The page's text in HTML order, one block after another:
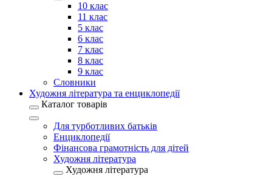
10 клас
11 клас
5 клас
6 клас
7 клас
8 клас
9 клас
Словники
Художня література та енциклопедії
Каталог товарів
Для турботливих батьків
Енциклопедії
Фінансова грамотність для дітей
Художня література
Художня література